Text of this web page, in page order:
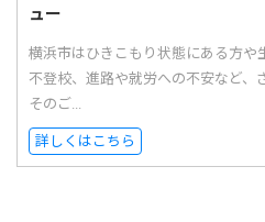
ュー
横浜市はひきこもり状態にある方や
不登校、進路や就労への不安など、
そのご...
詳しくはこちら